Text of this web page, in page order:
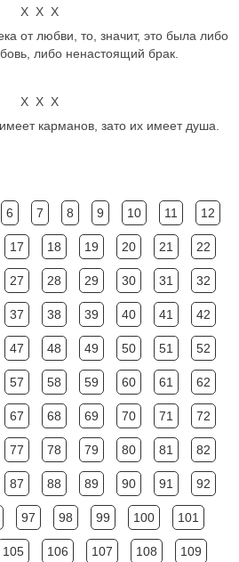
Х Х Х
от любви, то, значит, это была либо
либо ненастоящий брак.
Х Х Х
карманов, зато их имеет душа.
6 7 8 9 10 11 12
17 18 19 20 21 22
27 28 29 30 31 32
37 38 39 40 41 42
47 48 49 50 51 52
57 58 59 60 61 62
67 68 69 70 71 72
77 78 79 80 81 82
87 88 89 90 91 92
97 98 99 100 101
105 106 107 108 109